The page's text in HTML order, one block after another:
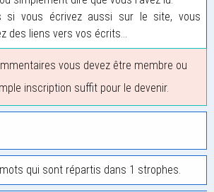
si vous écrivez aussi sur le site, vous
des liens vers vos écrits...
vous devez être membre ou
inscription suffit pour le devenir.
qui sont répartis dans 1 strophes.